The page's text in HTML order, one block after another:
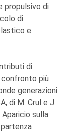
propulsivo di
di
e
di
più
generazioni
di M. Crul e J.
Aparicio sulla